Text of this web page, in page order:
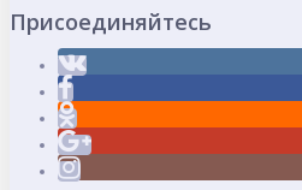
Присоединяйтесь